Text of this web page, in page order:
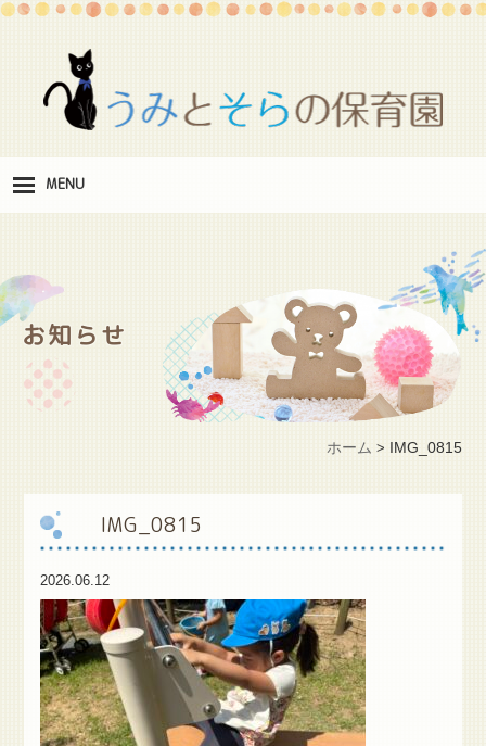
MENU
職
施 設紹介
護者様専用ブログ
お知らせ
ホーム > IMG_0815
IMG_0815
2026.06.12